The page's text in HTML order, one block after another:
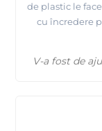
de plastic le
cu încredere
V-a fost de